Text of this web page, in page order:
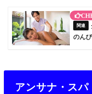
のん
アンサナ・ス